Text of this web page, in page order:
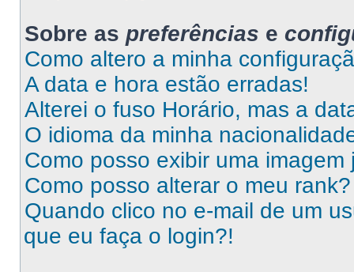
Sobre as preferências e
Como altero a minha
A data e hora estão erradas!
Alterei o fuso Horário, mas a
O idioma da minha
Como posso exibir uma
Como posso alterar o meu rank?
Quando clico no e-mail de um
que eu faça o login?!